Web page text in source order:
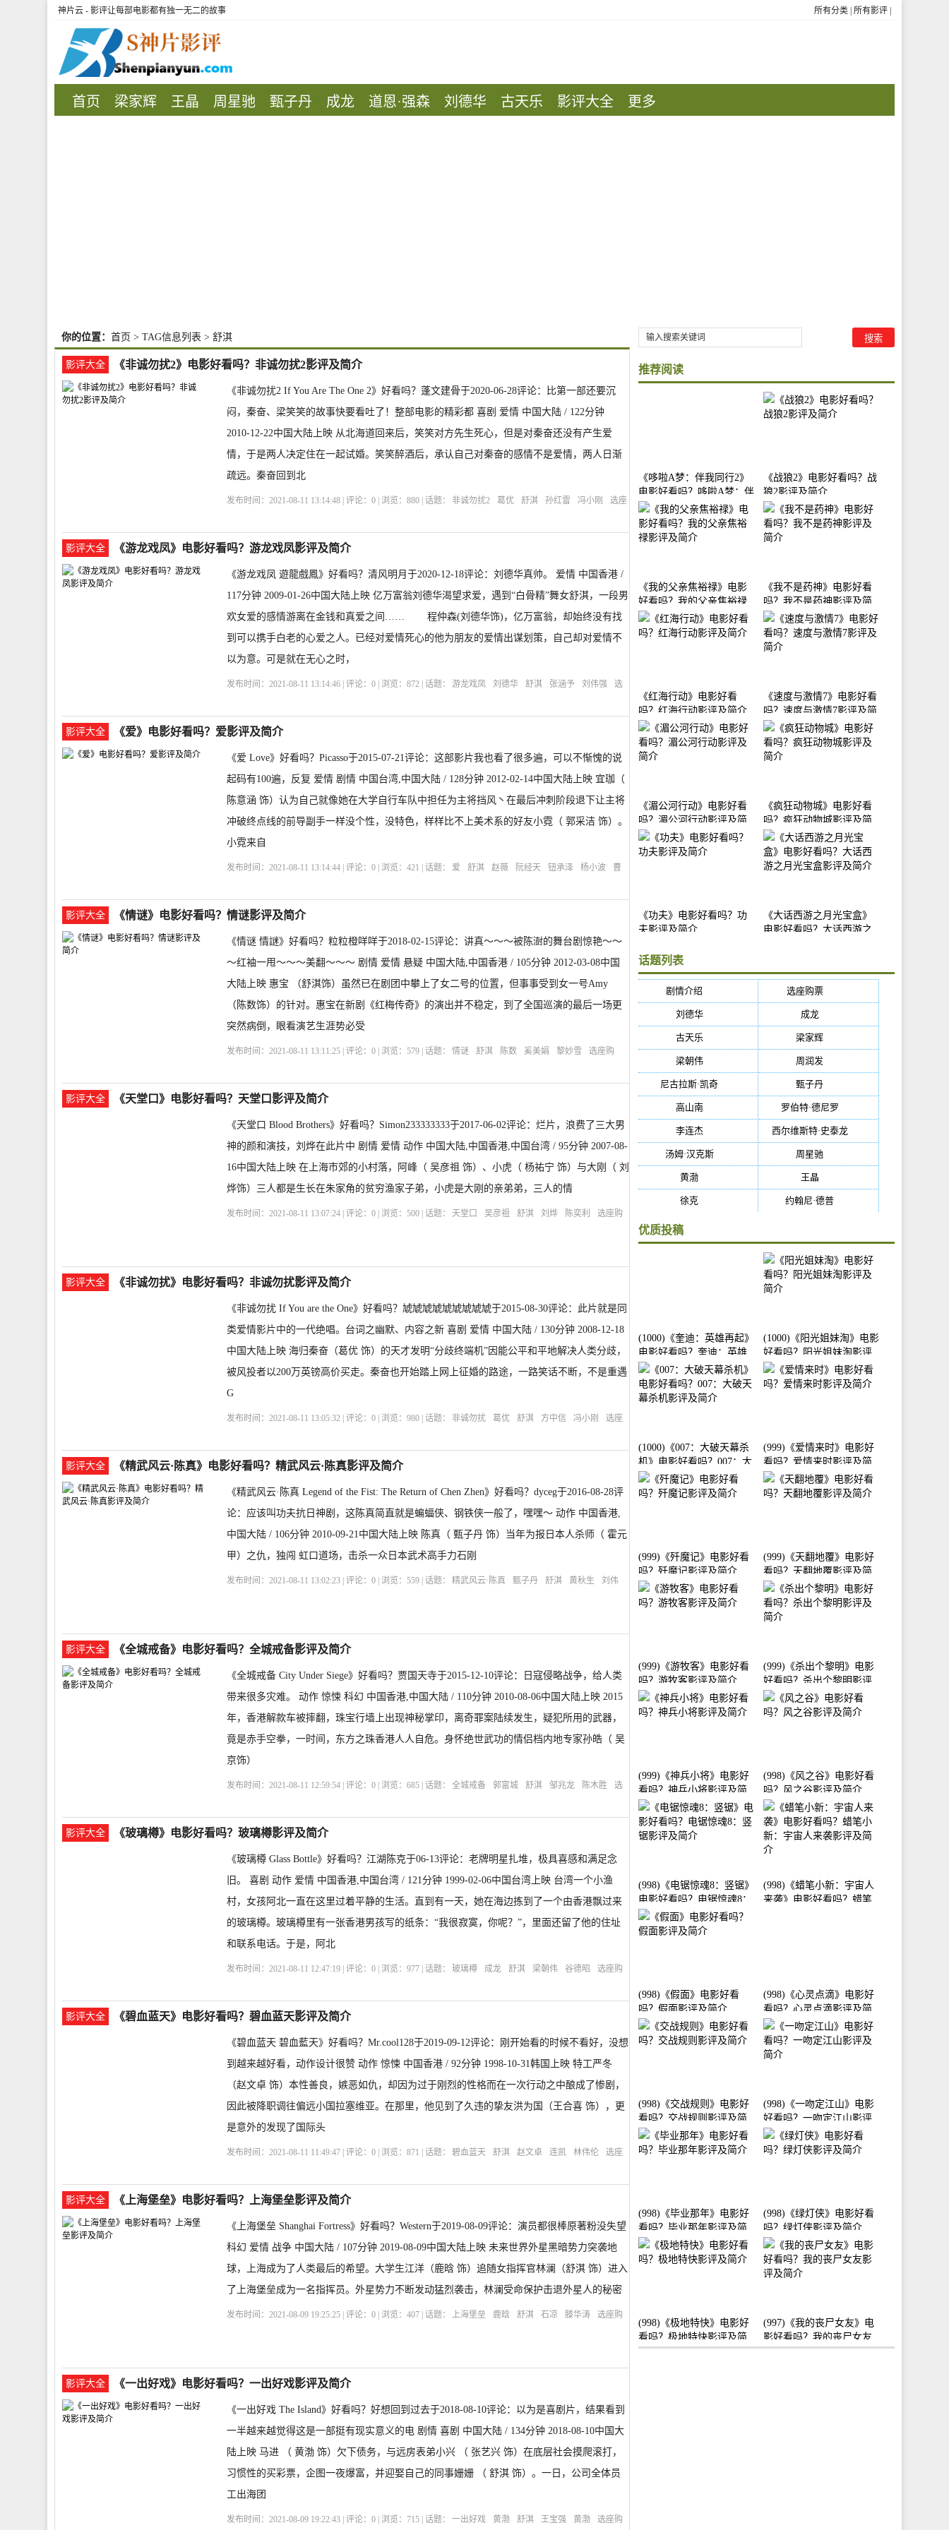
所有分类 所有影评
神片云 - 影评让每部电影都有独一无二的故事
首页 梁家辉 王晶 周星驰 甄子丹 成龙 道恩·强森 刘德华 古天乐 影评大全 更多
你的位置： 首页 > TAG信息列表 > 舒淇
影评大全 《非诚勿扰2》电影好看吗？非诚勿扰2影评及简介
《非诚勿扰2 If You Are The One 2》好看吗？蓬文建骨于2020-06-28评论：比第一部还要沉
闷，秦奋、梁笑笑的故事快要看吐了！整部电影的精彩都 喜剧 爱情 中国大陆 / 122分钟
2010-12-22中国大陆上映 从北海道回来后，笑笑对方先生死心，但是对秦奋还没有产生爱
情，于是两人决定住在一起试婚。笑笑醉酒后，承认自己对秦奋的感情不是爱情，两人日渐
疏远。秦奋回到北
发布时间：2021-08-11 13:14:48 | 评论：0 | 浏览：880 | 话题： 非诚勿扰2 葛优 舒淇 孙红雷 冯小刚
选座
影评大全 《游龙戏凤》电影好看吗？游龙戏凤影评及简介
《游龙戏凤 遊龍戲鳳》好看吗？清风明月于2020-12-18评论：刘德华真帅。 爱情 中国香港 /
117分钟 2009-01-26中国大陆上映 亿万富翁刘德华渴望求爱，遇到“白骨精”舞女舒淇，一段男
欢女爱的感情游离在金钱和真爱之间…… 程仲森(刘德华饰)，亿万富翁，却始终没有找
到可以携手白老的心爱之人。已经对爱情死心的他为朋友的爱情出谋划策，自己却对爱情不
以为意。可是就在无心之时，
发布时间：2021-08-11 13:14:46 | 评论：0 | 浏览：872 | 话题： 游龙戏凤 刘德华 舒淇 张涵予 刘伟强
选
影评大全 《爱》电影好看吗？爱影评及简介
《爱 Love》好看吗？Picasso于2015-07-21评论：这部影片我也看了很多遍，可以不惭愧的说
起码有100遍，反复 爱情 剧情 中国台湾,中国大陆 / 128分钟 2012-02-14中国大陆上映 宜珈（
陈意涵 饰）认为自己就像她在大学自行车队中担任为主将挡风丶在最后冲刺阶段退下让主将
冲破终点线的前导副手一样没个性，没特色，样样比不上美术系的好友小霓（ 郭采洁 饰）。
小霓来自
发布时间：2021-08-11 13:14:44 | 评论：0 | 浏览：421 | 话题： 爱 舒淇 赵薇 阮经天 钮承泽 杨小波
曹
影评大全 《情谜》电影好看吗？情谜影评及简介
《情谜 情謎》好看吗？粒粒橙咩咩于2018-02-15评论：讲真～～～被陈澍的舞台剧惊艳～～
～红袖一甩～～～美翻～～～ 剧情 爱情 悬疑 中国大陆,中国香港 / 105分钟 2012-03-08中国
大陆上映 惠宝 （舒淇饰）虽然已在剧团中攀上了女二号的位置，但事事受到女一号Amy
（陈数饰）的针对。惠宝在新剧《红梅传奇》的演出并不稳定，到了全国巡演的最后一场更
突然病倒，眼看演艺生涯势必受
发布时间：2021-08-11 13:11:25 | 评论：0 | 浏览：579 | 话题： 情谜 舒淇 陈数 奚美娟 黎妙雪
选座购
影评大全 《天堂口》电影好看吗？天堂口影评及简介
《天堂口 Blood Brothers》好看吗？Simon233333333于2017-06-02评论：烂片，浪费了三大男
神的颜和演技，刘烨在此片中 剧情 爱情 动作 中国大陆,中国香港,中国台湾 / 95分钟 2007-08-
16中国大陆上映 在上海市郊的小村落，阿峰（ 吴彦祖 饰）、小虎（ 杨祐宁 饰）与大刚（ 刘
烨饰）三人都是生长在朱家角的贫穷渔家子弟，小虎是大刚的亲弟弟，三人的情
发布时间：2021-08-11 13:07:24 | 评论：0 | 浏览：500 | 话题： 天堂口 吴彦祖 舒淇 刘烨 陈奕利
选座购
影评大全 《非诚勿扰》电影好看吗？非诚勿扰影评及简介
《非诚勿扰 If You are the One》好看吗？虓虓虓虓虓虓虓虓虓于2015-08-30评论：此片就是同
类爱情影片中的一代绝唱。台词之幽默、内容之新 喜剧 爱情 中国大陆 / 130分钟 2008-12-18
中国大陆上映 海归秦奋（葛优 饰）的天才发明“分歧终端机”因能公平和平地解决人类分歧，
被风投者以200万英镑高价买走。秦奋也开始踏上网上征婚的路途，一路笑话不断，不是重遇
G
发布时间：2021-08-11 13:05:32 | 评论：0 | 浏览：980 | 话题： 非诚勿扰 葛优 舒淇 方中信 冯小刚
选座
影评大全 《精武风云·陈真》电影好看吗？精武风云·陈真影评及简介
《精武风云·陈真 Legend of the Fist: The Return of Chen Zhen》好看吗？dyceg于2016-08-28评
论：应该叫功夫抗日神剧，这陈真简直就是蝙蝠侠、钢铁侠一般了，嘿嘿～ 动作 中国香港,
中国大陆 / 106分钟 2010-09-21中国大陆上映 陈真（ 甄子丹 饰）当年为报日本人杀师（ 霍元
甲）之仇，独闯 虹口道场，击杀一众日本武术高手力石刚
发布时间：2021-08-11 13:02:23 | 评论：0 | 浏览：559 | 话题： 精武风云·陈真 甄子丹 舒淇 黄秋生
刘伟
影评大全 《全城戒备》电影好看吗？全城戒备影评及简介
《全城戒备 City Under Siege》好看吗？贾国天寺于2015-12-10评论：日寇侵略战争，给人类
带来很多灾难。 动作 惊悚 科幻 中国香港,中国大陆 / 110分钟 2010-08-06中国大陆上映 2015
年，香港解款车被摔翻，珠宝行墙上出现神秘掌印，离奇罪案陆续发生，疑犯所用的武器，
竟是赤手空拳，一时间，东方之珠香港人人自危。身怀绝世武功的情侣档内地专家孙皓（ 吴
京饰）
发布时间：2021-08-11 12:59:54 | 评论：0 | 浏览：685 | 话题： 全城戒备 郭富城 舒淇 邹兆龙 陈木胜
选
影评大全 《玻璃樽》电影好看吗？玻璃樽影评及简介
《玻璃樽 Glass Bottle》好看吗？江湖陈克于06-13评论：老牌明星扎堆，极具喜感和满足念
旧。 喜剧 动作 爱情 中国香港,中国台湾 / 121分钟 1999-02-06中国台湾上映 台湾一个小渔
村，女孩阿北一直在这里过着平静的生活。直到有一天，她在海边拣到了一个由香港飘过来
的玻璃樽。玻璃樽里有一张香港男孩写的纸条：“我很寂寞，你呢？”，里面还留了他的住址
和联系电话。于是，阿北
发布时间：2021-08-11 12:47:19 | 评论：0 | 浏览：977 | 话题： 玻璃樽 成龙 舒淇 梁朝伟 谷德昭
选座购
影评大全 《碧血蓝天》电影好看吗？碧血蓝天影评及简介
《碧血蓝天 碧血藍天》好看吗？Mr.cool128于2019-09-12评论：刚开始看的时候不看好，没想
到越来越好看，动作设计很赞 动作 惊悚 中国香港 / 92分钟 1998-10-31韩国上映 特工严冬
（赵文卓 饰）本性善良，嫉恶如仇，却因为过于刚烈的性格而在一次行动之中酿成了惨剧，
因此被降职调往偏远小国拉塞维亚。在那里，他见到了久违的挚友洪为国（王合喜 饰），更
是意外的发现了国际头
发布时间：2021-08-11 11:49:47 | 评论：0 | 浏览：871 | 话题： 碧血蓝天 舒淇 赵文卓 连凯 林伟伦
选座
影评大全 《上海堡垒》电影好看吗？上海堡垒影评及简介
《上海堡垒 Shanghai Fortress》好看吗？Western于2019-08-09评论：演员都很棒原著粉没失望
科幻 爱情 战争 中国大陆 / 107分钟 2019-08-09中国大陆上映 未来世界外星黑暗势力突袭地
球，上海成为了人类最后的希望。大学生江洋（鹿晗 饰）追随女指挥官林澜（舒淇 饰）进入
了上海堡垒成为一名指挥员。外星势力不断发动猛烈袭击，林澜受命保护击退外星人的秘密
发布时间：2021-08-09 19:25:25 | 评论：0 | 浏览：407 | 话题： 上海堡垒 鹿晗 舒淇 石凉 滕华涛
选座购
影评大全 《一出好戏》电影好看吗？一出好戏影评及简介
《一出好戏 The Island》好看吗？好想回到过去于2018-08-10评论：以为是喜剧片，结果看到
一半越来越觉得这是一部挺有现实意义的电 剧情 喜剧 中国大陆 / 134分钟 2018-08-10中国大
陆上映 马进 （ 黄渤 饰）欠下债务，与远房表弟小兴 （ 张艺兴 饰）在底层社会摸爬滚打，
习惯性的买彩票，企图一夜爆富，并迎娶自己的同事姗姗 （ 舒淇 饰）。一日，公司全体员
工出海团
发布时间：2021-08-09 19:22:43 | 评论：0 | 浏览： 715 | 话题： 一出好戏 黄渤 舒淇 王宝强 黄渤 选座购
推荐阅读
《哆啦A梦：伴我同行2》
电影好看吗？哆啦A梦：伴
我同行2影评及简介
《战狼2》电影好看吗？战
狼2影评及简介
《我的父亲焦裕禄》电影
好看吗？我的父亲焦裕禄
影评及简介
《我不是药神》电影好看
吗？我不是药神影评及简
介
《红海行动》电影好看
吗？红海行动影评及简介
《速度与激情7》电影好看
吗？速度与激情7影评及简
介
《湄公河行动》电影好看
吗？湄公河行动影评及简
介
《疯狂动物城》电影好看
吗？疯狂动物城影评及简
介
《功夫》电影好看吗？功
夫影评及简介
《大话西游之月光宝盒》
电影好看吗？大话西游之
话题列表
剧情介绍 选座购票(5384)
刘德华(50) 成龙(46)
古天乐 梁家辉
梁朝伟(37) 周润发
尼古拉斯·凯奇 甄子丹
高山南(33) 罗伯特·德尼罗
李连杰(29) 西尔维斯特·史泰龙(29)
汤姆·汉克斯(27) 周星驰
黄渤 王晶
徐克 约翰尼·德普
优质投稿
(1000)《奎迪：英雄再起》
电影好看吗？奎迪：英雄
再起影评及简介
(1000)《阳光姐妹淘》电影
好看吗？阳光姐妹淘影评
及简介
(1000)《007：大破天幕杀
机》电影好看吗？007：大
破天幕杀机影评及简介
(999)《爱情来时》电影好
看吗？爱情来时影评及简
介
(999)《歼魔记》电影好看
吗？歼魔记影评及简介
(999)《天翻地覆》电影好
看吗？天翻地覆影评及简
介
(999)《游牧客》电影好看
吗？游牧客影评及简介
(999)《杀出个黎明》电影
好看吗？杀出个黎明影评
及简介
(999)《神兵小将》电影好
看吗？神兵小将影评及简
介
(998)《风之谷》电影好看
吗？风之谷影评及简介
(998)《电锯惊魂8：竖锯》
电影好看吗？电锯惊魂8：
竖锯影评及简介
(998)《蜡笔小新：宇宙人
来袭》电影好看吗？蜡笔
(998)《假面》电影好看
吗？假面影评及简介
(998)《心灵点滴》电影好
看吗？心灵点滴影评及简
介
(998)《交战规则》电影好
看吗？交战规则影评及简
介
(998)《一吻定江山》电影
好看吗？一吻定江山影评
及简介
(998)《毕业那年》电影好
看吗？毕业那年影评及简
介
(998)《绿灯侠》电影好看
吗？绿灯侠影评及简介
(998)《极地特快》电影好
看吗？极地特快影评及简
介
(997)《我的丧尸女友》电
影好看吗？我的丧尸女友
影评及简介